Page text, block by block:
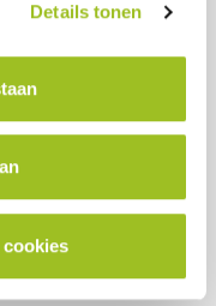
Details tonen